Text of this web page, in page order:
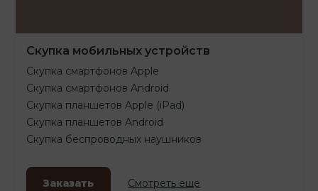
Скупка мобильных устройств
Скупка смартфонов Apple
Скупка смартфонов Android
Скупка планшетов Apple (iPad)
Скупка планшетов Android
Скупка беспроводных наушников
Заказать Смотреть еще